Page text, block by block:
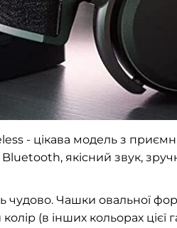
- цікава модель з
Bluetooth, якісний звук,
Чашки овальної
(в інших кольорах